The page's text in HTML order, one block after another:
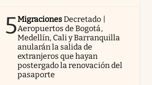
5MigracionesDecretado |
Aeropuertos de Bogotá,
Medellín, Cali y Barranquilla
anularán la salida de
extranjeros que hayan
postergado la renovación del
pasaporte